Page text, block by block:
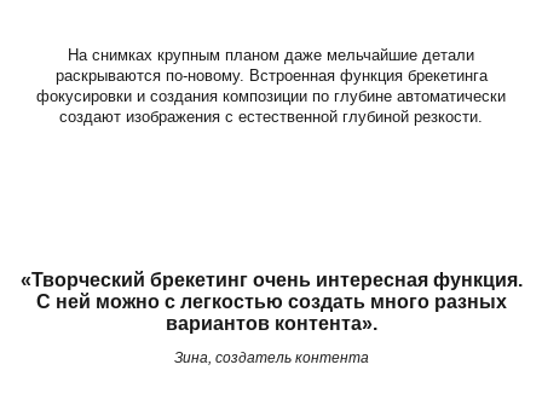
На снимках крупным планом даже мельчайшие детали
раскрываются по-новому. Встроенная функция брекетинга
фокусировки и создания композиции по глубине автоматически
создают изображения с естественной глубиной резкости.
«Творческий брекетинг очень интересная функция.
С ней можно с легкостью создать много разных
вариантов контента».
Зина, создатель контента